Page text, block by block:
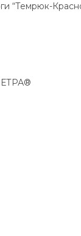
“Темрюк-